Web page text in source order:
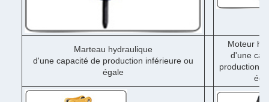
Marteau hydraulique
d'une capacité de production inférieure ou
égale
Moteur
d'une
production